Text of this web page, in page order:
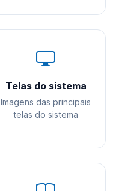
Telas do sistema
Imagens das principais
telas do sistema